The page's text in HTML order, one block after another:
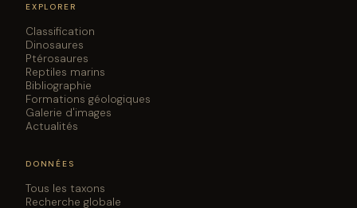
EXPLORER
Classification
Dinosaures
Ptérosaures
Reptiles marins
Bibliographie
Formations géologiques
Galerie d'images
Actualités
DONNÉES
Tous les taxons
Recherche globale